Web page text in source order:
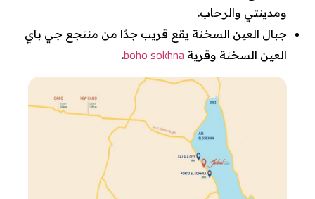
ومدينتي والرحاب.
جبال العين السخنة يقع قريب جدًا من منتجع جي باي
العين السخنة وقرية boho sokhna
.